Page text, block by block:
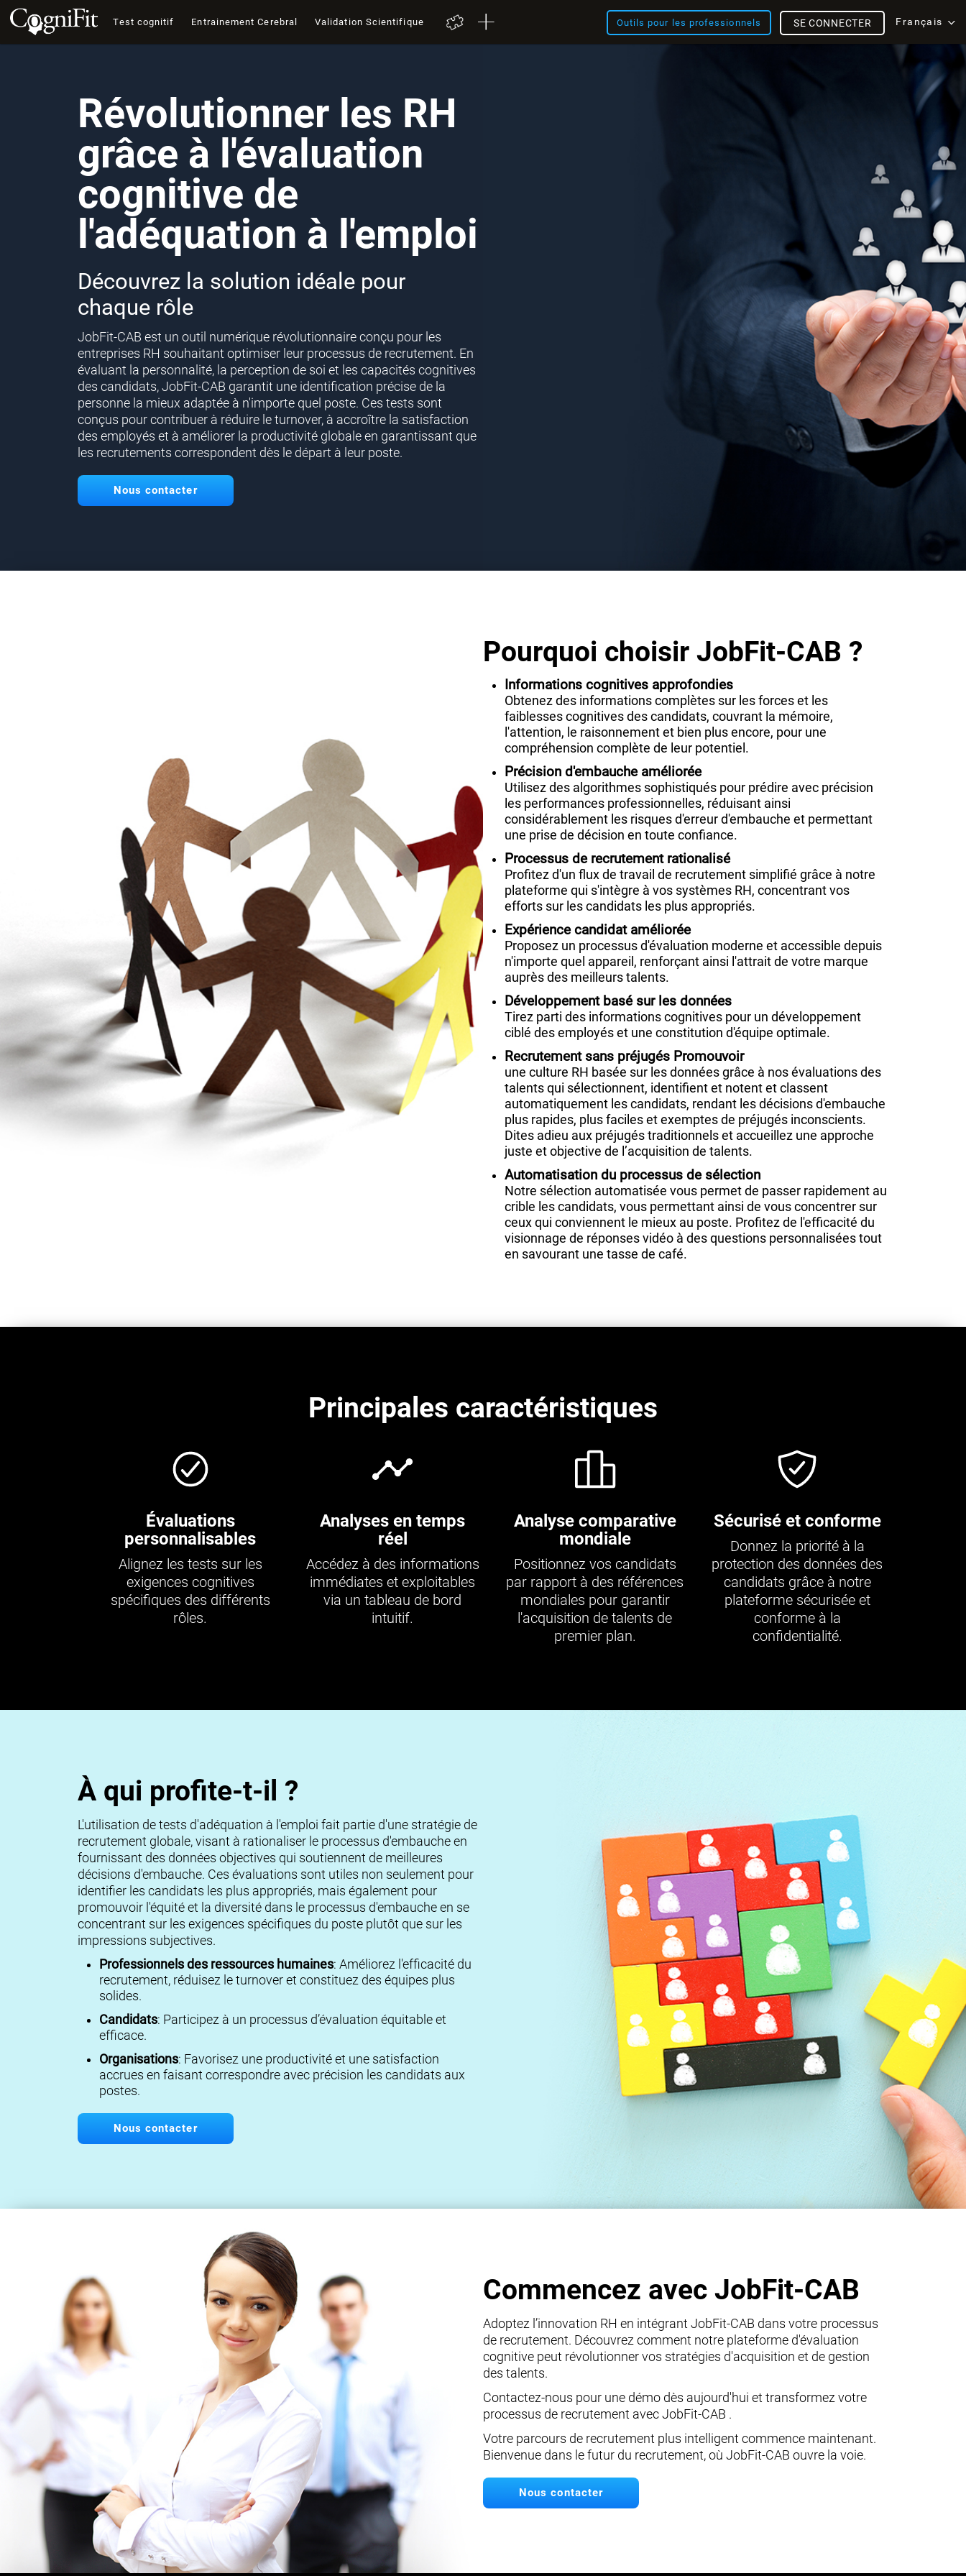
Test cognitif Entrainement Cerebral Validation Scientifique Outils pour les professionnels Français
SE CONNECTER
Révolutionner les RH
grâce à l'évaluation
cognitive de
l'adéquation à l'emploi
Découvrez la solution idéale pour
chaque rôle
JobFit-CAB est un outil numérique révolutionnaire conçu pour les
entreprises RH souhaitant optimiser leur processus de recrutement. En
évaluant la personnalité, la perception de soi et les capacités cognitives
des candidats, JobFit-CAB garantit une identification précise de la
personne la mieux adaptée à n'importe quel poste. Ces tests sont
conçus pour contribuer à réduire le turnover, à accroître la satisfaction
des employés et à améliorer la productivité globale en garantissant que
les recrutements correspondent dès le départ à leur poste.
Nous contacter
Pourquoi choisir JobFit-CAB ?
Informations cognitives approfondies
Obtenez des informations complètes sur les forces et les
faiblesses cognitives des candidats, couvrant la mémoire,
l'attention, le raisonnement et bien plus encore, pour une
compréhension complète de leur potentiel.
Précision d'embauche améliorée
Utilisez des algorithmes sophistiqués pour prédire avec précision
les performances professionnelles, réduisant ainsi
considérablement les risques d'erreur d'embauche et permettant
une prise de décision en toute confiance.
Processus de recrutement rationalisé
Profitez d'un flux de travail de recrutement simplifié grâce à notre
plateforme qui s'intègre à vos systèmes RH, concentrant vos
efforts sur les candidats les plus appropriés.
Expérience candidat améliorée
Proposez un processus d'évaluation moderne et accessible depuis
n'importe quel appareil, renforçant ainsi l'attrait de votre marque
auprès des meilleurs talents.
Développement basé sur les données
Tirez parti des informations cognitives pour un développement
ciblé des employés et une constitution d'équipe optimale.
Recrutement sans préjugés Promouvoir
une culture RH basée sur les données grâce à nos évaluations des
talents qui sélectionnent, identifient et notent et classent
automatiquement les candidats, rendant les décisions d'embauche
plus rapides, plus faciles et exemptes de préjugés inconscients.
Dites adieu aux préjugés traditionnels et accueillez une approche
juste et objective de l’acquisition de talents.
Automatisation du processus de sélection
Notre sélection automatisée vous permet de passer rapidement au
crible les candidats, vous permettant ainsi de vous concentrer sur
ceux qui conviennent le mieux au poste. Profitez de l'efficacité du
visionnage de réponses vidéo à des questions personnalisées tout
en savourant une tasse de café.
Principales caractéristiques
Évaluations
personnalisables
Alignez les tests sur les
exigences cognitives
spécifiques des différents
rôles.
Analyses en temps
réel
Accédez à des informations
immédiates et exploitables
via un tableau de bord
intuitif.
Analyse comparative
mondiale
Positionnez vos candidats
par rapport à des références
mondiales pour garantir
l'acquisition de talents de
premier plan.
Sécurisé et conforme
Donnez la priorité à la
protection des données des
candidats grâce à notre
plateforme sécurisée et
conforme à la
confidentialité.
À qui profite-t-il ?
L'utilisation de tests d'adéquation à l'emploi fait partie d'une stratégie de
recrutement globale, visant à rationaliser le processus d'embauche en
fournissant des données objectives qui soutiennent de meilleures
décisions d'embauche. Ces évaluations sont utiles non seulement pour
identifier les candidats les plus appropriés, mais également pour
promouvoir l'équité et la diversité dans le processus d'embauche en se
concentrant sur les exigences spécifiques du poste plutôt que sur les
impressions subjectives.
Professionnels des ressources humaines: Améliorez l'efficacité du
recrutement, réduisez le turnover et constituez des équipes plus
solides.
Candidats: Participez à un processus d’évaluation équitable et
efficace.
Organisations: Favorisez une productivité et une satisfaction
accrues en faisant correspondre avec précision les candidats aux
postes.
Nous contacter
Commencez avec JobFit-CAB
Adoptez l’innovation RH en intégrant JobFit-CAB dans votre processus
de recrutement. Découvrez comment notre plateforme d'évaluation
cognitive peut révolutionner vos stratégies d'acquisition et de gestion
des talents.
Contactez-nous pour une démo dès aujourd'hui et transformez votre
processus de recrutement avec JobFit-CAB .
Votre parcours de recrutement plus intelligent commence maintenant.
Bienvenue dans le futur du recrutement, où JobFit-CAB ouvre la voie.
Nous contacter